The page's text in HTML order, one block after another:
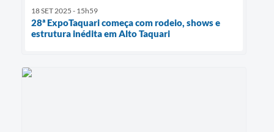
18 SET 2025 - 15h59
28ª ExpoTaquari começa com rodeio, shows e
estrutura inédita em Alto Taquari